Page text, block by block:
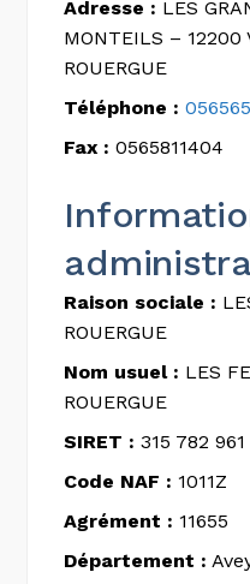
Adresse : LES
MONTEILS – 12200
ROUERGUE
Téléphone :
Fax : 0565811404
Raison sociale :
ROUERGUE
Nom usuel : LES
ROUERGUE
SIRET : 315 782
Code NAF : 1011Z
Agrément : 11655
Département :